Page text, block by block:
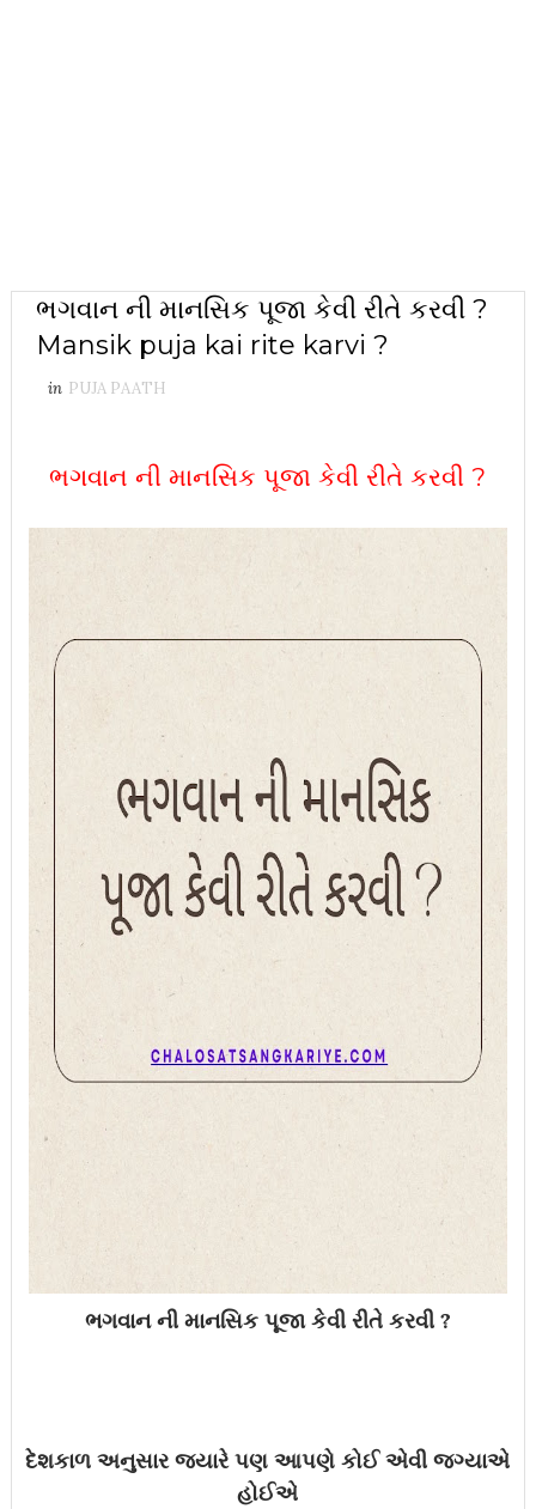
ભગવાન ની માનસિક પૂજા કેવી રીતે કરવી ?
Mansik puja kai rite karvi ?
in PUJA PAATH
ભગવાન ની માનસિક પૂજા કેવી રીતે કરવી ?
ભગવાન ની માનસિક પૂજા કેવી રીતે કરવી ?
દેશકાળ અનુસાર જ્યારે પણ આપણે કોઈ એવી જગ્યાએ
હોઈએ